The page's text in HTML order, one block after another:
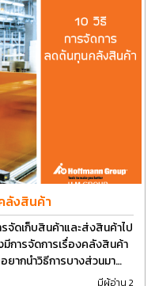
ลังสินค้า
จัดเก็บสินค้าและส่งสินค้าไป
มีการจัดการเรื่องคลังสินค้า
ยากนำวิธีการบางส่วนมา
มีผู้อ่าน 2